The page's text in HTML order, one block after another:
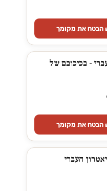
הבטח את מקומך
- בכיכובם של
הבטח את מקומך
העברי